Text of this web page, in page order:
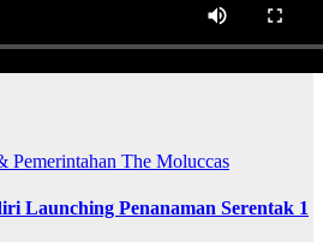
Pemerintahan The Moluccas
Launching Penanaman Serentak 1